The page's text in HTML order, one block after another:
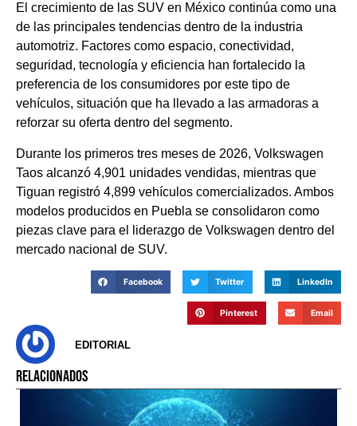
El crecimiento de las SUV en México continúa como una
de las principales tendencias dentro de la industria
automotriz. Factores como espacio, conectividad,
seguridad, tecnología y eficiencia han fortalecido la
preferencia de los consumidores por este tipo de
vehículos, situación que ha llevado a las armadoras a
reforzar su oferta dentro del segmento.
Durante los primeros tres meses de 2026, Volkswagen
Taos alcanzó 4,901 unidades vendidas, mientras que
Tiguan registró 4,899 vehículos comercializados. Ambos
modelos producidos en Puebla se consolidaron como
piezas clave para el liderazgo de Volkswagen dentro del
mercado nacional de SUV.
Facebook Twitter LinkedIn
Pinterest Email
EDITORIAL
RELACIONADOS